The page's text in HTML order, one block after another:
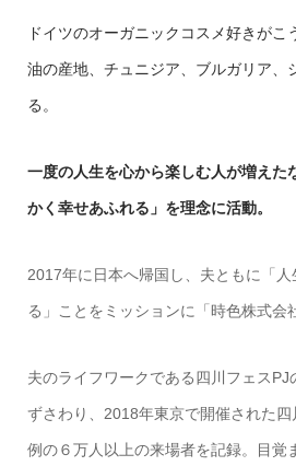
ドイツのオーガニックコスメ好きがこ
油の産地、チュニジア、ブルガリア、
る。
一度の人生を心から楽しむ人が増えた
かく幸せあふれる」を理念に活動。
2017年に日本へ帰国し、夫ともに「人
る」ことをミッションに「時色株式会
夫のライフワークである四川フェスPJ
ずさわり、2018年東京で開催された
例の６万人以上の来場者を記録。目覚